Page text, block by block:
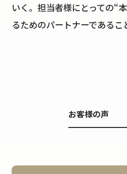
いく。担当者様にとっての“
るためのパートナーであるこ
お客様の声